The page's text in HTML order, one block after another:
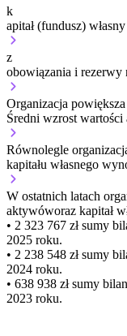
k
apitał (fundusz)
z
obowiązania i rezerwy
Organizacja powiększa
Średni wzrost
Równolegle
kapitału własnego
W ostatnich latach
aktywóworaz kapitał
• 2 323 767 złsumy
2025 roku.
• 2 238 548 złsumy
2024 roku.
• 638 938 złsumy
2023 roku.